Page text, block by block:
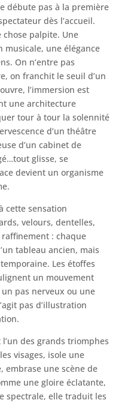
débute pas à la première
dès l’accueil.
palpite. Une
une élégance
On n’entre pas
on franchit le seuil d’un
l’immersion est
une architecture
tour à tour la solennité
d’un théâtre
d’un cabinet de
glisse, se
devient un organisme
cette sensation
velours, dentelles,
: chaque
tableau ancien, mais
Les étoffes
un mouvement
pas nerveux ou une
pas d’illustration
des grands triomphes
visages, isole une
embrase une scène de
une gloire éclatante,
spectrale, elle traduit les